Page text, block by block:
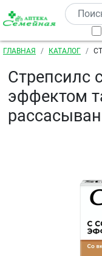
Перейти к
Строка
ГЛАВНАЯ КАТАЛОГ
Стрепсилс
эффектом